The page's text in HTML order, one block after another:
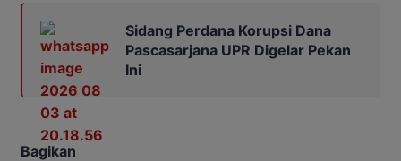
Sidang Perdana Korupsi Dana
Pascasarjana UPR Digelar Pekan
Ini
Bagikan